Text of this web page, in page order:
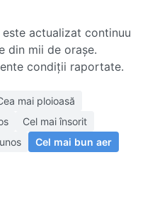
actualizat continuu
din mii de orașe.
condiții raportate.
mai ploioasă
Cel mai însorit
Cel mai bun aer